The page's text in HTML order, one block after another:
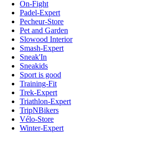
On-Fight
Padel-Expert
Pecheur-Store
Pet and Garden
Slowood Interior
Smash-Expert
Sneak'In
Sneakids
Sport is good
Training-Fit
Trek-Expert
Triathlon-Expert
TripNBikers
Vélo-Store
Winter-Expert